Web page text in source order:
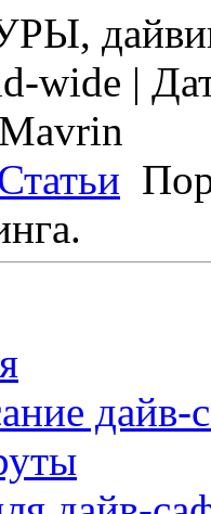
wide |
дайв-